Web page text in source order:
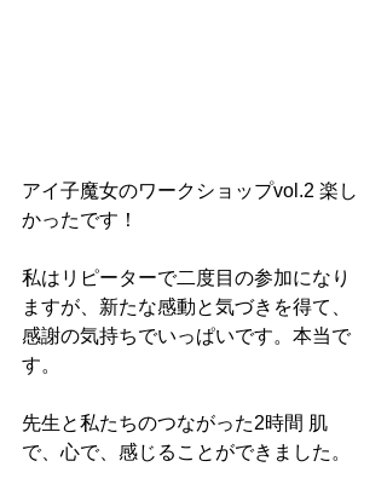
アイ子魔女のワークショップvol.2 楽し
かったです！
私はリピーターで二度目の参加になり
ますが、新たな感動と気づきを得て、
感謝の気持ちでいっぱいです。本当で
す。
先生と私たちのつながった2時間 肌
で、心で、感じることができました。